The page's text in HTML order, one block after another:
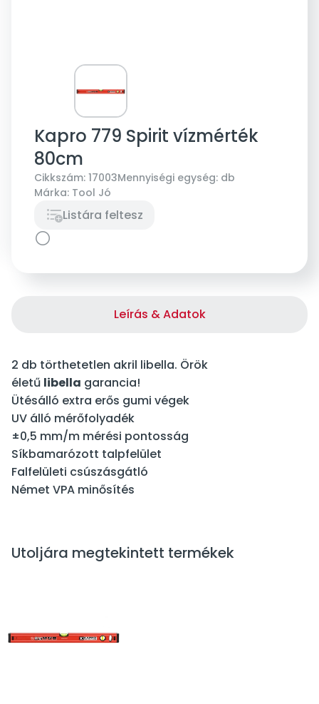
Kapro 779 Spirit vízmérték
80cm
Cikkszám: 17003Mennyiségi egység: db
Márka: Tool Jó
Listára feltesz
Leírás & Adatok
2 db törthetetlen akril libella. Örök
életű libella garancia!
Ütésálló extra erős gumi végek
UV álló mérőfolyadék
±0,5 mm/m mérési pontosság
Síkbamarózott talpfelület
Falfelületi csúszásgátló
Német VPA minősítés
Utoljára megtekintett termékek